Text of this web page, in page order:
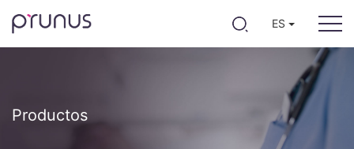
ES
Productos